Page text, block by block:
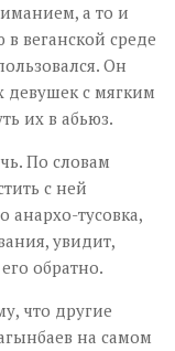
а то и
веганской среде
Он
девушек с мягким
их в абьюз.
По словам
с ней
анархо-тусовка,
увидит,
обратно.
что другие
на самом